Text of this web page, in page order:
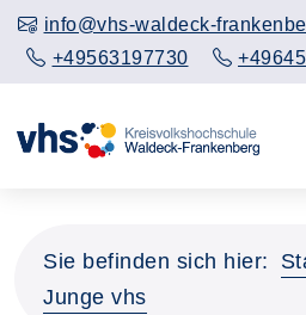
info@vhs-waldeck-
+49563197730
Sie befinden sich hier:
Junge vhs